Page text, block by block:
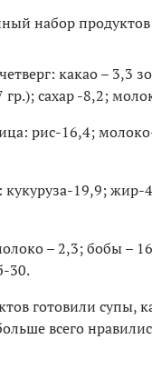
набор
какао – 3,3
гр.); сахар -8,2;
рис-16,4;
кукуруза-19,9;
– 2,3; бобы –
30.
готовили супы,
всего